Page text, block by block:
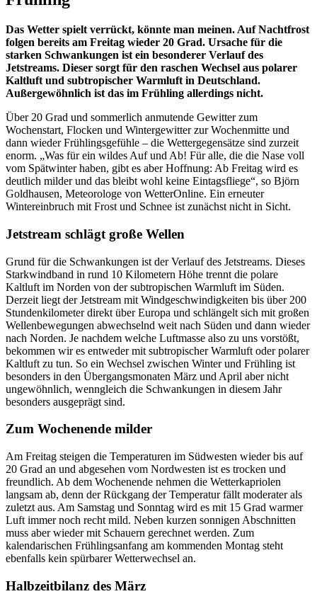
Das Wetter spielt verrückt, könnte man meinen. Auf Nachtfrost
folgen bereits am Freitag wieder 20 Grad. Ursache für die
starken Schwankungen ist ein besonderer Verlauf des
Jetstreams. Dieser sorgt für den raschen Wechsel aus polarer
Kaltluft und subtropischer Warmluft in Deutschland.
Außergewöhnlich ist das im Frühling allerdings nicht.
Über 20 Grad und sommerlich anmutende Gewitter zum
Wochenstart, Flocken und Wintergewitter zur Wochenmitte und
dann wieder Frühlingsgefühle – die Wettergegensätze sind zurzeit
enorm. „Was für ein wildes Auf und Ab! Für alle, die die Nase voll
vom Spätwinter haben, gibt es aber Hoffnung: Ab Freitag wird es
deutlich milder und das bleibt wohl keine Eintagsfliege“, so Björn
Goldhausen, Meteorologe von WetterOnline. Ein erneuter
Wintereinbruch mit Frost und Schnee ist zunächst nicht in Sicht.
Jetstream schlägt große Wellen
Grund für die Schwankungen ist der Verlauf des Jetstreams. Dieses
Starkwindband in rund 10 Kilometern Höhe trennt die polare
Kaltluft im Norden von der subtropischen Warmluft im Süden.
Derzeit liegt der Jetstream mit Windgeschwindigkeiten bis über 200
Stundenkilometer direkt über Europa und schlängelt sich mit großen
Wellenbewegungen abwechselnd weit nach Süden und dann wieder
nach Norden. Je nachdem welche Luftmasse also zu uns vorstößt,
bekommen wir es entweder mit subtropischer Warmluft oder polarer
Kaltluft zu tun. So ein Wechsel zwischen Winter und Frühling ist
besonders in den Übergangsmonaten März und April aber nicht
ungewöhnlich, wenngleich die Schwankungen in diesem Jahr
besonders ausgeprägt sind.
Zum Wochenende milder
Am Freitag steigen die Temperaturen im Südwesten wieder bis auf
20 Grad an und abgesehen vom Nordwesten ist es trocken und
freundlich. Ab dem Wochenende nehmen die Wetterkapriolen
langsam ab, denn der Rückgang der Temperatur fällt moderater als
zuletzt aus. Am Samstag und Sonntag wird es mit 15 Grad warmer
Luft immer noch recht mild. Neben kurzen sonnigen Abschnitten
muss aber wieder mit Schauern gerechnet werden. Zum
kalendarischen Frühlingsanfang am kommenden Montag steht
ebenfalls kein spürbarer Wetterwechsel an.
Halbzeitbilanz des März